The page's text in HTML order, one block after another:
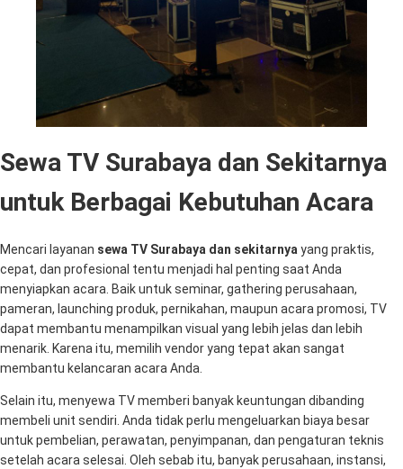
Sewa TV Surabaya dan Sekitarnya
untuk Berbagai Kebutuhan Acara
Mencari layanan sewa TV Surabaya dan sekitarnya yang praktis,
cepat, dan profesional tentu menjadi hal penting saat Anda
menyiapkan acara. Baik untuk seminar, gathering perusahaan,
pameran, launching produk, pernikahan, maupun acara promosi, TV
dapat membantu menampilkan visual yang lebih jelas dan lebih
menarik. Karena itu, memilih vendor yang tepat akan sangat
membantu kelancaran acara Anda.
Selain itu, menyewa TV memberi banyak keuntungan dibanding
membeli unit sendiri. Anda tidak perlu mengeluarkan biaya besar
untuk pembelian, perawatan, penyimpanan, dan pengaturan teknis
setelah acara selesai. Oleh sebab itu, banyak perusahaan, instansi,